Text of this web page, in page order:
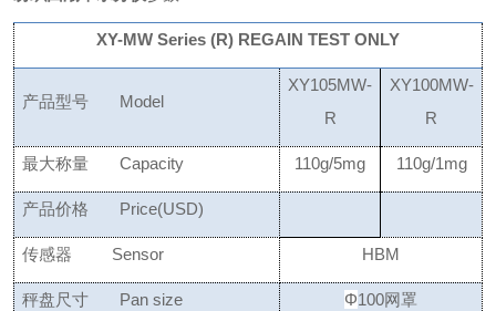
XY-MW Series (R) REGAIN TEST ONLY
产品型号 Model
XY105MW-
R
XY100MW-
R
最大称量 Capacity 110g/5mg 110g/1mg
产品价格 Price(USD)
传感器 Sensor HBM
秤盘尺寸 Pan size Φ100网罩